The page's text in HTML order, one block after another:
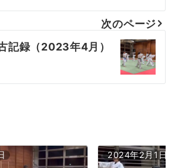
次のページ
録（2023年4月）
2024年2月1日